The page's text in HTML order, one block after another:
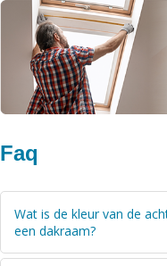
Faq
Wat is de kleur van de
een dakraam?